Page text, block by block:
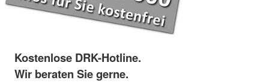
Kostenlose DRK-Hotline.
Wir beraten Sie gerne.